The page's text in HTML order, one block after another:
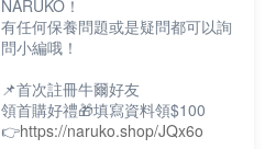
NARUKO！
有任何保養問題或是疑問都可以詢
問小編哦！
📌首次註冊牛爾好友
領首購好禮🎁填寫資料領$100
👉https://naruko.shop/JQx6o